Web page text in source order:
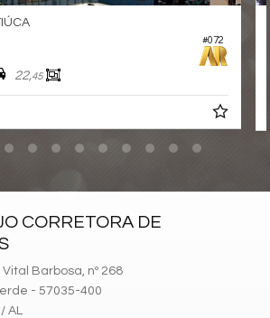
Arroxelas
#072
22,45
CORRETORA DE
Vital Barbosa, nº 268
- 57035-400
/ AL